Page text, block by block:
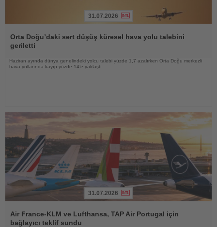
Oku
31.07.2026
Orta Doğu’daki sert düşüş küresel hava yolu talebini
geriletti
Haziran ayında dünya genelindeki yolcu talebi yüzde 1,7 azalırken Orta Doğu merkezli
hava yollarında kayıp yüzde 14’e yaklaştı
Oku
31.07.2026
Air France-KLM ve Lufthansa, TAP Air Portugal için
bağlayıcı teklif sundu